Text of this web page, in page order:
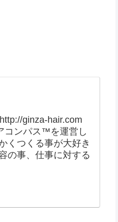
ginza-hair.com
コンパス™︎を運営し
くつくる事が大好き
の事、仕事に対する